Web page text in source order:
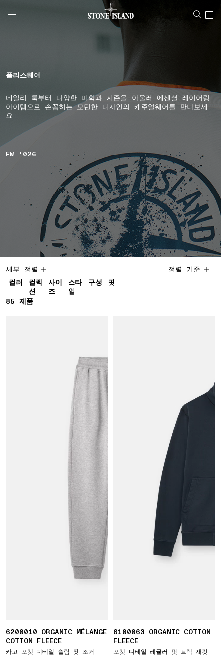
NAVIGATION.ARIA.GOTOMAINCONTENT
LABEL.SHOPPINGCOUNTRY 대한민국
플리스웨어
데일리 룩부터 다양한 미학과 시즌을 아울러 에센셜 레이어링
아이템으로 손꼽히는 모던한 디자인의 캐주얼웨어를 만나보세
요.
FW '026
세부 정렬
컬러
컬렉
션
사이
즈
스타
일
구성 핏
정렬 기준
85 85 제품
제품
6200010 ORGANIC MÉLANGE
COTTON FLEECE
카고 포켓 디테일 슬림 핏 조거
6100063 ORGANIC COTTON
FLEECE
포켓 디테일 레귤러 핏 트랙 재킷